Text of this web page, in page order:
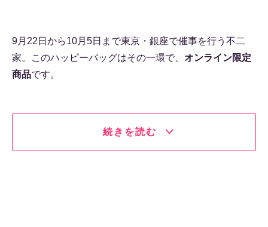
9月22日から10月5日まで東京・銀座で催事を行う不二
家。このハッピーバッグはその一環で、 オンライン限定
商品です。
続きを読む